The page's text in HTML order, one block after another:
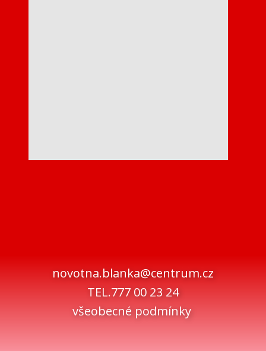
novotna.blanka@centrum.cz
TEL.777 00 23 24
všeobecné podmínky